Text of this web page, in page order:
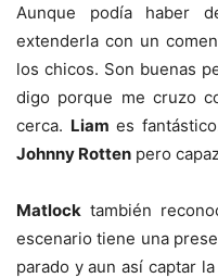
Aunque podía haber
extenderla con un
los chicos. Son buenas
digo porque me cruzo
cerca. Liam es
Johnny Rotten pero
Matlock también
escenario tiene una
parado y aun así captar